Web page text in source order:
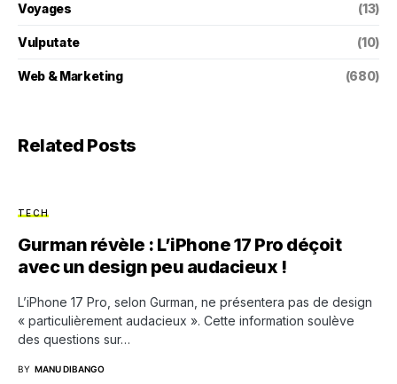
Voyages (13)
Vulputate (10)
Web & Marketing (680)
Related Posts
TECH
Gurman révèle : L’iPhone 17 Pro déçoit
avec un design peu audacieux !
L’iPhone 17 Pro, selon Gurman, ne présentera pas de design
« particulièrement audacieux ». Cette information soulève
des questions sur…
BY MANU DIBANGO